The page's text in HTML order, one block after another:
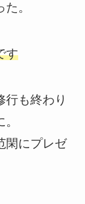
。
す
行も終わり
閑にプレゼ